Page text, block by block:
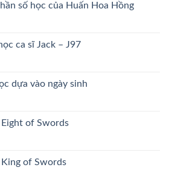
số học của Huấn Hoa Hồng
ca sĩ Jack – J97
dựa vào ngày sinh
Eight of Swords
King of Swords